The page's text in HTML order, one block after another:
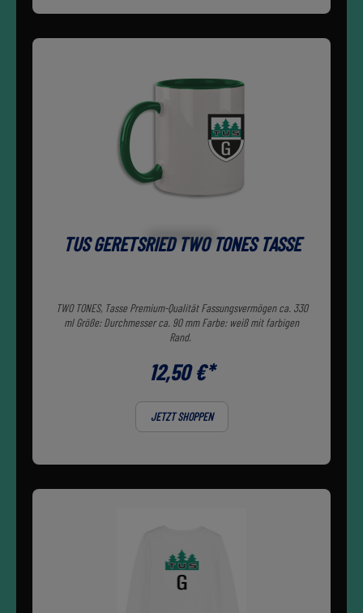
TUS GERETSRIED TWO TONES TASSE
TWO TONES, Tasse Premium-Qualität Fassungsvermögen ca. 330
ml Größe: Durchmesser ca. 90 mm Farbe: weiß mit farbigen
Rand.
12,50 €*
JETZT SHOPPEN